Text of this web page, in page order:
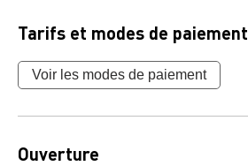
Tarifs et modes de paiement
Voir les modes de paiement
Ouverture